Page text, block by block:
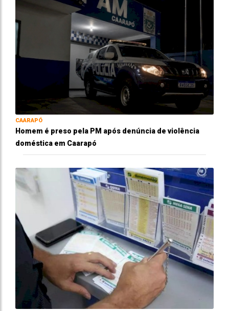
CAARAPÓ
Homem é preso pela PM após denúncia de violência
doméstica em Caarapó